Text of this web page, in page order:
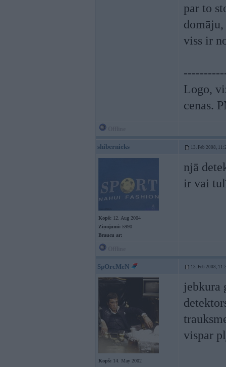
par to
viss ir
Logo,
cenas.
shibernieks 13. Feb 2008,
Kopš: 12. Aug 2004
Ziņojumi: 5990
Braucu ar:
njā
ir vai
SpOrcMeN 13. Feb 2008,
Kopš: 14. May 2002
jebkura
vispar